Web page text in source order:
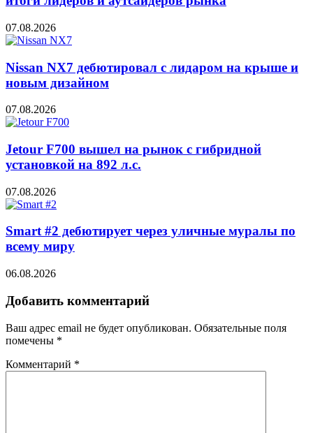
07.08.2026
Nissan NX7 дебютировал с лидаром на крыше и
новым дизайном
07.08.2026
Jetour F700 вышел на рынок с гибридной
установкой на 892 л.с.
07.08.2026
Smart #2 дебютирует через уличные муралы по
всему миру
06.08.2026
Добавить комментарий
Ваш адрес email не будет опубликован. Обязательные поля
помечены *
Комментарий *